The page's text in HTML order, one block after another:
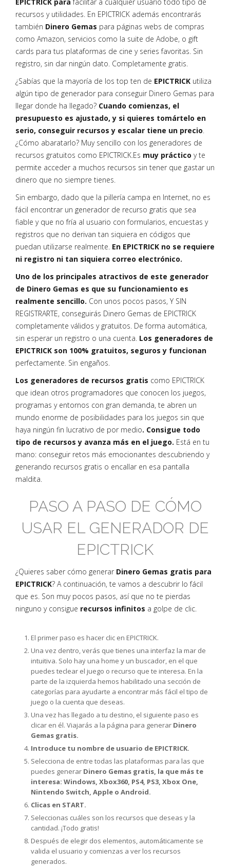
recursos y utilidades. En EPICTRICK además encontrarás
también Dinero Gemas para páginas webs de compras
como Amazon, servicios como la suite de Adobe, o gift
cards para tus plataformas de cine y series favoritas. Sin
registro, sin dar ningún dato. Completamente gratis.
¿Sabías que la mayoría de los top ten de EPICTRICK utiliza
algún tipo de generador para conseguir Dinero Gemas para
llegar donde ha llegado? Cuando comienzas, el
presupuesto es ajustado, y si quieres tomártelo en
serio, conseguir recursos y escalar tiene un precio.
¿Cómo abaratarlo? Muy sencillo con los generadores de
recursos gratuitos como EPICTRICK.Es muy práctico y te
permite acceder a muchos recursos sin tener que gastar un
dinero que no siempre tienes.
Sin embargo, dado que la pillería campa en Internet, no es
fácil encontrar un generador de recurso gratis que sea
fiable y que no fría al usuario con formularios, encuestas y
registros que no derivan tan siquiera en códigos que
puedan utilizarse realmente. En EPICTRICK no se requiere
ni registro ni tan siquiera correo electrónico.
Uno de los principales atractivos de este generador
de Dinero Gemas es que su funcionamiento es
realmente sencillo. Con unos pocos pasos, Y SIN
REGISTRARTE, conseguirás Dinero Gemas de EPICTRICK
completamente válidos y gratuitos. De forma automática,
sin esperar un registro o una cuenta. Los generadores de
EPICTRICK son 100% gratuitos, seguros y funcionan
perfectamente. Sin engaños.
Los generadores de recursos gratis como EPICTRICK
que idean otros programadores que conocen los juegos,
programas y entornos con gran demanda, te abren un
mundo enorme de posibilidades para los juegos sin que
haya ningún fin lucrativo de por medio. Consigue todo
tipo de recursos y avanza más en el juego. Está en tu
mano: conseguir retos más emocionantes descubriendo y
generando recursos gratis o encallar en esa pantalla
maldita.
PASO A PASO DE CÓMO
USAR EL GENERADOR DE
EPICTRICK
¿Quieres saber cómo generar Dinero Gemas gratis para
EPICTRICK? A continuación, te vamos a descubrir lo fácil
que es. Son muy pocos pasos, así que no te pierdas
ninguno y consigue recursos infinitos a golpe de clic.
El primer paso es hacer clic en EPICTRICK.
Una vez dentro, verás que tienes una interfaz la mar de
intuitiva. Solo hay una home y un buscador, en el que
puedes teclear el juego o recurso que te interesa. En la
parte de la izquierda hemos habilitado una sección de
categorías para ayudarte a encontrar más fácil el tipo de
juego o la cuenta que deseas.
Una vez has llegado a tu destino, el siguiente paso es
clicar en él. Viajarás a la página para generar Dinero
Gemas gratis.
Introduce tu nombre de usuario de EPICTRICK.
Selecciona de entre todas las plataformas para las que
puedes generar Dinero Gemas gratis, la que más te
interesa: Windows, Xbox360, PS4, PS3, Xbox One,
Nintendo Switch, Apple o Android.
Clicas en START.
Seleccionas cuáles son los recursos que deseas y la
cantidad. ¡Todo gratis!
Después de elegir dos elementos, automáticamente se
valida el usuario y comienzas a ver los recursos
generados.